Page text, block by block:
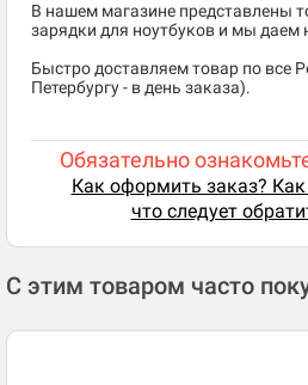
В нашем магазине представлены
зарядки для ноутбуков и мы даем
Быстро доставляем товар по все
Петербургу - в день заказа).
Обязательно
Как оформить заказ?
что следует
С этим товаром часто